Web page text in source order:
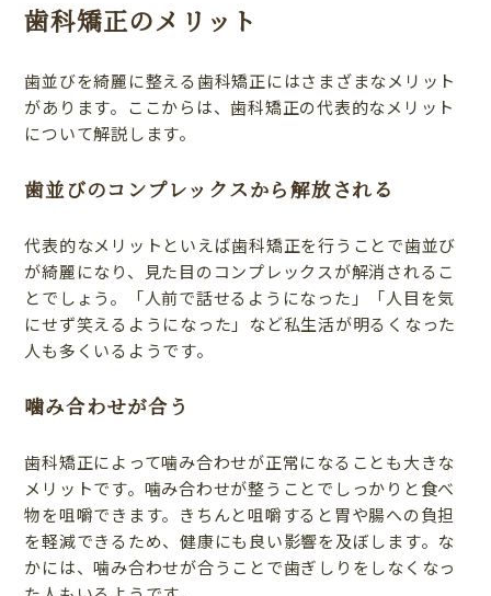
歯科矯正のメリット
歯並びを綺麗に整える歯科矯正にはさまざまなメリット
があります。ここからは、歯科矯正の代表的なメリット
について解説します。
歯並びのコンプレックスから解放される
代表的なメリットといえば歯科矯正を行うことで歯並び
が綺麗になり、見た目のコンプレックスが解消されるこ
とでしょう。「人前で話せるようになった」「人目を気
にせず笑えるようになった」など私生活が明るくなった
人も多くいるようです。
噛み合わせが合う
歯科矯正によって噛み合わせが正常になることも大きな
メリットです。噛み合わせが整うことでしっかりと食べ
物を咀嚼できます。きちんと咀嚼すると胃や腸への負担
を軽減できるため、健康にも良い影響を及ぼします。な
かには、噛み合わせが合うことで歯ぎしりをしなくなっ